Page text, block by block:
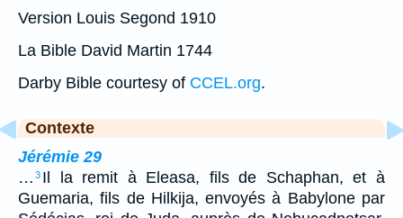
Version Louis Segond 1910
La Bible David Martin 1744
Darby Bible courtesy of CCEL.org.
Contexte
Jérémie 29
… 3 Il la remit à Eleasa, fils de Schaphan, et à
Guemaria, fils de Hilkija, envoyés à Babylone par